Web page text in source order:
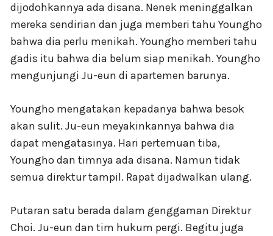
dijodohkannya ada disana. Nenek meninggalkan
mereka sendirian dan juga memberi tahu Youngho
bahwa dia perlu menikah. Youngho memberi tahu
gadis itu bahwa dia belum siap menikah. Youngho
mengunjungi Ju-eun di apartemen barunya.
Youngho mengatakan kepadanya bahwa besok
akan sulit. Ju-eun meyakinkannya bahwa dia
dapat mengatasinya. Hari pertemuan tiba,
Youngho dan timnya ada disana. Namun tidak
semua direktur tampil. Rapat dijadwalkan ulang.
Putaran satu berada dalam genggaman Direktur
Choi. Ju-eun dan tim hukum pergi. Begitu juga